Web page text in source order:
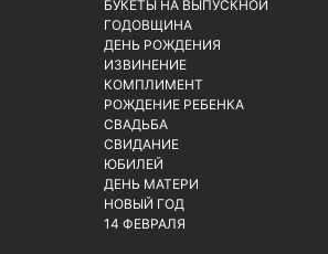
БУКЕТЫ НА ВЫПУСКНОЙ
ГОДОВЩИНА
ДЕНЬ РОЖДЕНИЯ
ИЗВИНЕНИЕ
КОМПЛИМЕНТ
РОЖДЕНИЕ РЕБЕНКА
СВАДЬБА
СВИДАНИЕ
ЮБИЛЕЙ
ДЕНЬ МАТЕРИ
НОВЫЙ ГОД
14 ФЕВРАЛЯ